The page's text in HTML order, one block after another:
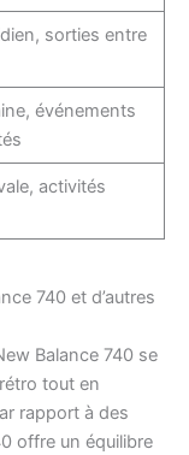
sorties entre
événements
activités
740 et d’autres
Balance 740 se
tout en
rapport à des
offre un équilibre